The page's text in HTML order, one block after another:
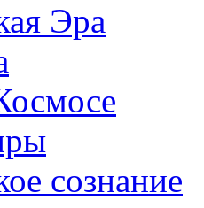
Эра
сознание